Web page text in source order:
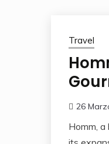
Travel
26
Homm,